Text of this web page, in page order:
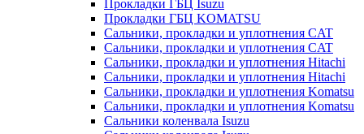
Прокладки ГБЦ Isuzu
Прокладки ГБЦ KOMATSU
Сальники, прокладки и уплотнения CAT
Сальники, прокладки и уплотнения CAT
Сальники, прокладки и уплотнения Hitachi
Сальники, прокладки и уплотнения Hitachi
Сальники, прокладки и уплотнения Komatsu
Сальники, прокладки и уплотнения Komatsu
Сальники коленвала Isuzu